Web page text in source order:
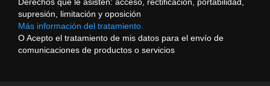
Derechos que le asisten: acceso, rectificación, portabilidad,
supresión, limitación y oposición
Más información del tratamiento.
O Acepto el tratamiento de mis datos para el envío de
comunicaciones de productos o servicios